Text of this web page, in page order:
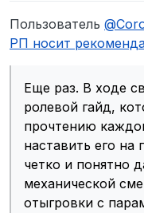
Пользователь @
РП носит
Еще раз. В ходе
ролевой гайд,
прочтению
наставить его на
четко и понятно
механической
отыгровки с